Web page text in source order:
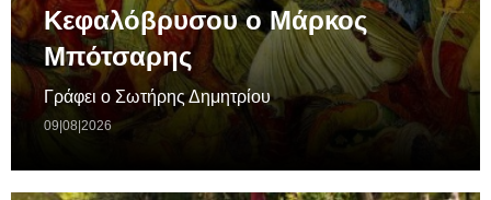
Κεφαλόβρυσου ο Μάρκος
Μπότσαρης
Γράφει ο Σωτήρης Δημητρίου
09|08|2026